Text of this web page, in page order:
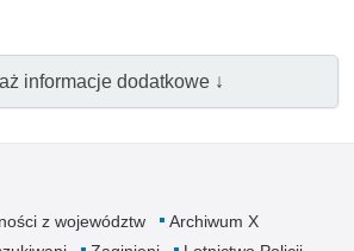
informacje dodatkowe ↓
z województw
Archiwum X